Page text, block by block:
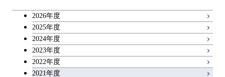
2026年度
2025年度
2024年度
2023年度
2022年度
2021年度